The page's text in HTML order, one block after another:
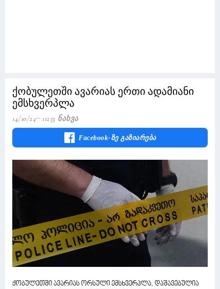
ქობულეთში ავარიას ერთი ადამიანი
ემსხვერპლა
14/10/24 11233 Ნახვა
Facebook-Ზე Გაზიარება
ქობულეთში ავარიას ორსული ემსხვერპლა, დაშავებულია